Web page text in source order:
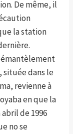
De même, il
la station
située dans le
revienne à
en que la
de 1996
no se